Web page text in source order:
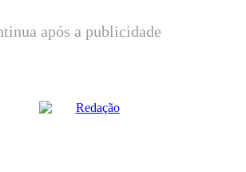
após a publicidade